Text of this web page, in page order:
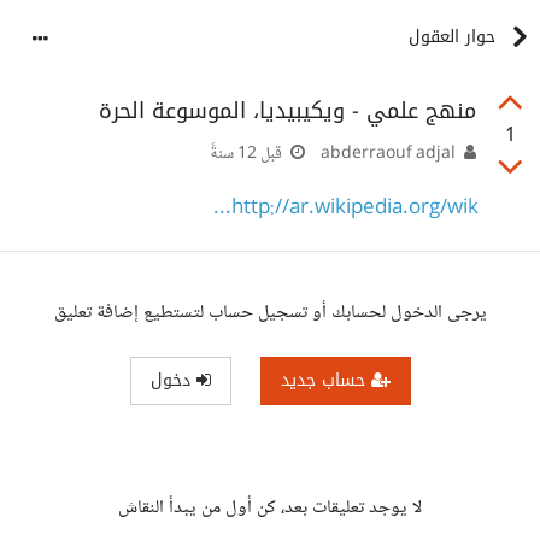
حوار العقول
1
منهج علمي - ويكيبيديا، الموسوعة الحرة
قبل 12 سنةً
http://ar.wikipedia.org/wik...
يرجى الدخول لحسابك أو تسجيل حساب لتستطيع إضافة تعليق
حساب جديد دخول
لا يوجد تعليقات بعد، كن أول من يبدأ النقاش